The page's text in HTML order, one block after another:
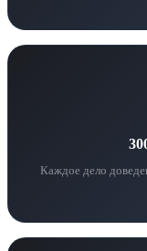
Каждое дело